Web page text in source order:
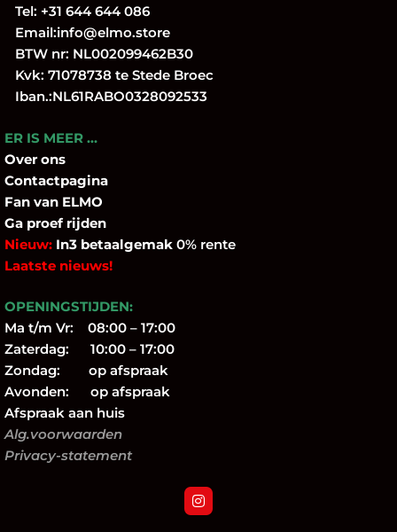
Tel: +31 644 644 086
Email:info@elmo.store
BTW nr: NL002099462B30
Kvk: 71078738 te Stede Broec
Iban.:NL61RABO0328092533
ER IS MEER …
Over ons
Contactpagina
Fan van ELMO
Ga proef rijden
Nieuw: In3 betaalgemak 0% rente
Laatste nieuws!
OPENINGSTIJDEN:
Ma t/m Vr: 08:00 – 17:00
Zaterdag: 10:00 – 17:00
Zondag: op afspraak
Avonden: op afspraak
Afspraak aan huis
Alg.voorwaarden
Privacy-statement